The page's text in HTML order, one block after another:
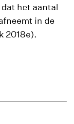
het aantal
in de
2018e).